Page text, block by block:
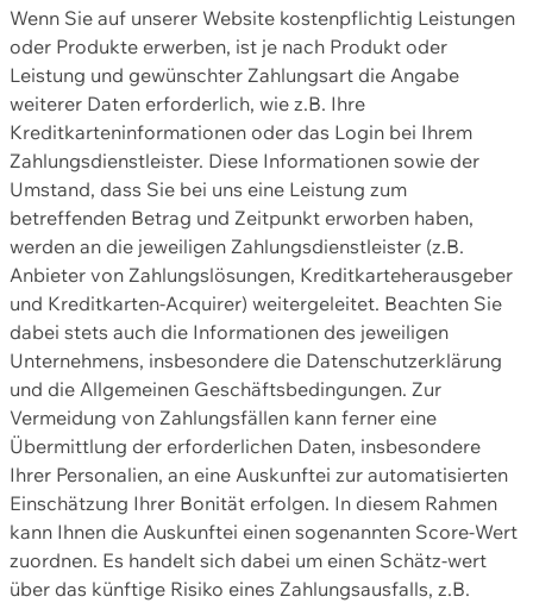
Wenn Sie auf unserer Website kostenpflichtig Leistungen
oder Produkte erwerben, ist je nach Produkt oder
Leistung und gewünschter Zahlungsart die Angabe
weiterer Daten erforderlich, wie z.B. Ihre
Kreditkarteninformationen oder das Login bei Ihrem
Zahlungsdienstleister. Diese Informationen sowie der
Umstand, dass Sie bei uns eine Leistung zum
betreffenden Betrag und Zeitpunkt erworben haben,
werden an die jeweiligen Zahlungsdienstleister (z.B.
Anbieter von Zahlungslösungen, Kreditkarteherausgeber
und Kreditkarten-Acquirer) weitergeleitet. Beachten Sie
dabei stets auch die Informationen des jeweiligen
Unternehmens, insbesondere die Datenschutzerklärung
und die Allgemeinen Geschäftsbedingungen. Zur
Vermeidung von Zahlungsfällen kann ferner eine
Übermittlung der erforderlichen Daten, insbesondere
Ihrer Personalien, an eine Auskunftei zur automatisierten
Einschätzung Ihrer Bonität erfolgen. In diesem Rahmen
kann Ihnen die Auskunftei einen sogenannten Score-Wert
zuordnen. Es handelt sich dabei um einen Schätz-wert
über das künftige Risiko eines Zahlungsausfalls, z.B.